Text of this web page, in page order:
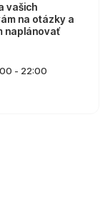
vašich
na otázky a
naplánovať
- 22:00